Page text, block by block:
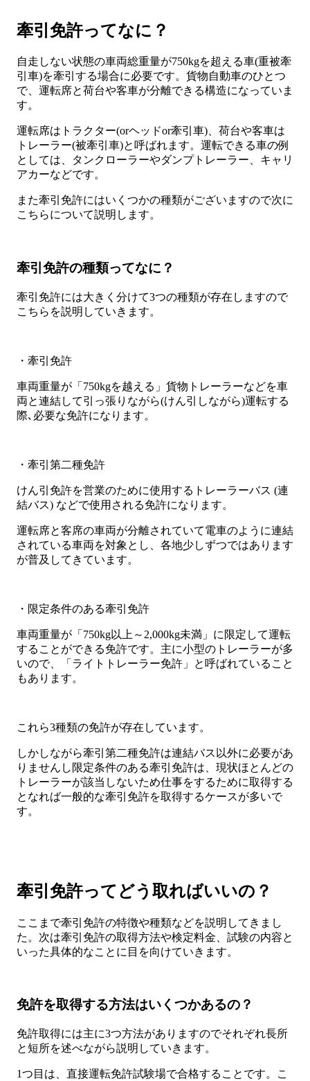
牽引免許ってなに？
自走しない状態の車両総重量が750kgを超える車(重被牽
引車)を牽引する場合に必要です。貨物自動車のひとつ
で、運転席と荷台や客車が分離できる構造になっていま
す。
運転席はトラクター(orヘッドor牽引車)、荷台や客車は
トレーラー(被牽引車)と呼ばれます。運転できる車の例
としては、タンクローラーやダンプトレーラー、キャリ
アカーなどです。
また牽引免許にはいくつかの種類がございますので次に
こちらについて説明します。
牽引免許の種類ってなに？
牽引免許には大きく分けて3つの種類が存在しますので
こちらを説明していきます。
・牽引免許
車両重量が「750kgを越える」貨物トレーラーなどを車
両と連結して引っ張りながら(けん引しながら)運転する
際､必要な免許になります。
・牽引第二種免許
けん引免許を営業のために使用するトレーラーバス (連
結バス) などで使用される免許になります。
運転席と客席の車両が分離されていて電車のように連結
されている車両を対象とし、各地少しずつではあります
が普及してきています。
・限定条件のある牽引免許
車両重量が「750kg以上～2,000kg未満」に限定して運転
することができる免許です。主に小型のトレーラーが多
いので、「ライトトレーラー免許」と呼ばれていること
もあります。
これら3種類の免許が存在しています。
しかしながら牽引第二種免許は連結バス以外に必要があ
りませんし限定条件のある牽引免許は、現状ほとんどの
トレーラーが該当しないため仕事をするために取得する
となれば一般的な牽引免許を取得するケースが多いで
す。
牽引免許ってどう取ればいいの？
ここまで牽引免許の特徴や種類などを説明してきまし
た。次は牽引免許の取得方法や検定料金、試験の内容と
いった具体的なことに目を向けていきます。
免許を取得する方法はいくつかあるの？
免許取得には主に3つ方法がありますのでそれぞれ長所
と短所を述べながら説明していきます。
1つ目は、直接運転免許試験場で合格することです。こ